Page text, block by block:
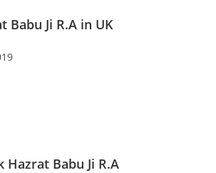
Babu Ji R.A in UK
Hazrat Babu Ji R.A